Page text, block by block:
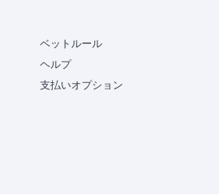
ベットルール
ヘルプ
支払いオプション